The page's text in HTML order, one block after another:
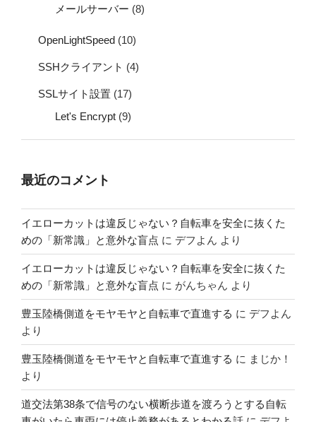
メールサーバー (8)
OpenLightSpeed (10)
SSHクライアント (4)
SSLサイト設置 (17)
Let's Encrypt (9)
最近のコメント
イエローカットは違反じゃない？自転車を安全に抜くた
めの「新常識」と意外な盲点 に デフよん より
イエローカットは違反じゃない？自転車を安全に抜くた
めの「新常識」と意外な盲点 に がんちゃん より
豊玉陸橋側道をモヤモヤと自転車で直進する に デフよん
より
豊玉陸橋側道をモヤモヤと自転車で直進する に まじか！
より
道交法第38条で信号のない横断歩道を渡ろうとする自転